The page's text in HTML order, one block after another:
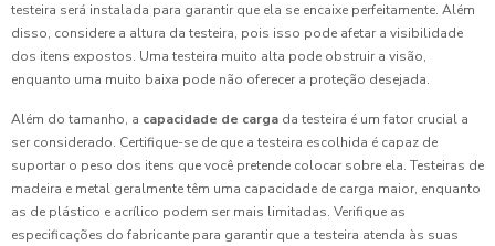
testeira será instalada para garantir que ela se encaixe perfeitamente. Além
disso, considere a altura da testeira, pois isso pode afetar a visibilidade
dos itens expostos. Uma testeira muito alta pode obstruir a visão,
enquanto uma muito baixa pode não oferecer a proteção desejada.
Além do tamanho, a capacidade de carga da testeira é um fator crucial a
ser considerado. Certifique-se de que a testeira escolhida é capaz de
suportar o peso dos itens que você pretende colocar sobre ela. Testeiras de
madeira e metal geralmente têm uma capacidade de carga maior, enquanto
as de plástico e acrílico podem ser mais limitadas. Verifique as
especificações do fabricante para garantir que a testeira atenda às suas